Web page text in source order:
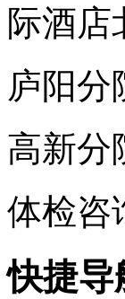
际酒店
庐阳分
高新分
体检咨
快捷导